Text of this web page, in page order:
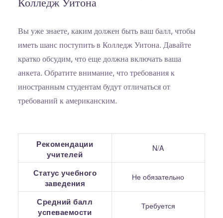
Колледж Уитона
Вы уже знаете, каким должен быть ваш балл, чтобы
иметь шанс поступить в Колледж Уитона. Давайте
кратко обсудим, что еще должна включать ваша
анкета. Обратите внимание, что требования к
иностранным студентам будут отличаться от
требований к американским.
Рекомендации
учителей
N/A
Статус учебного
заведения
Не обязательно
Средний балл
успеваемости
Требуется